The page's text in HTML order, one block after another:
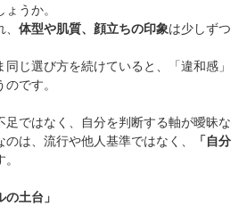
うか。
体型や肌質、顔立ちの印象は少しずつ
じ選び方を続けていると、「違和感」
です。
足ではなく、自分を判断する軸が曖昧な
は、流行や他人基準ではなく、
「自分
土台」